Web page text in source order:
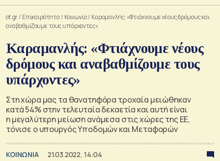
ot.gr/ Επικαιρότητα / Κοινωνία/ Καραμανλής: «Φτιάχνουμε νέους δρόμους και
αναβαθμίζουμε τους υπάρχοντες»
Καραμανλής: «Φτιάχνουμε νέους
δρόμους και αναβαθμίζουμε τους
υπάρχοντες»
Στη χώρα μας τα θανατηφόρα τροχαία μειώθηκαν
κατά 54% στην τελευταία δεκαετία και αυτή είναι
η μεγαλύτερη μείωση ανάμεσα στις χώρες της ΕΕ,
τόνισε ο υπουργός Υποδομών και Μεταφορών
ΚΟΙΝΩΝΙΑ 21.03.2022, 14:04